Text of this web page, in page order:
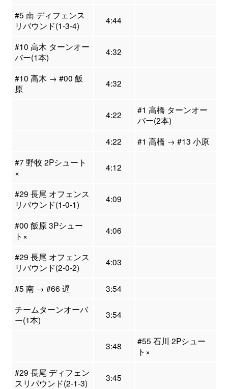
#5 南 ディフェンス
リバウンド(1-3-4)
4:44
#10 高木 ターンオー
バー(1本)
4:32
#10 高木 → #00 飯
原
4:32
4:22
#1 高橋 ターンオー
バー(2本)
4:22
#1 高橋 → #13 小原
#7 野牧 2Pシュート
×
4:12
#29 長尾 オフェンス
リバウンド(1-0-1)
4:09
#00 飯原 3Pシュー
ト×
4:06
#29 長尾 オフェンス
リバウンド(2-0-2)
4:03
#5 南 → #66 遅
3:54
チームターンオーバ
ー(1本)
3:54
3:48
#55 石川 2Pシュー
ト×
#29 長尾 ディフェン
スリバウンド(2-1-3)
3:45